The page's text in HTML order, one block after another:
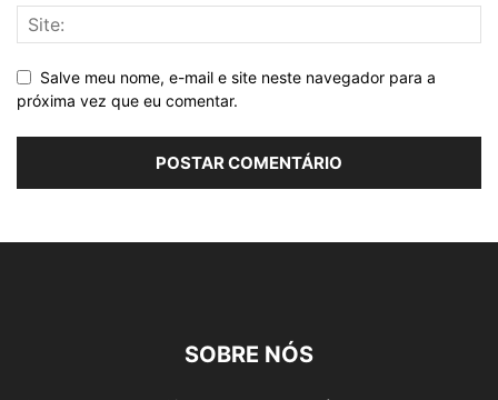
Salve meu nome, e-mail e site neste navegador para a
próxima vez que eu comentar.
SOBRE NÓS